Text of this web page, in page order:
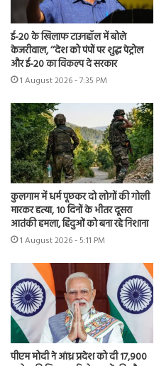
ई-20 के खिलाफ टाउनहॉल में बोले
केजरीवाल, ‘‘देश को पंपों पर शुद्ध पेट्रोल
और ई-20 का विकल्प दे सरकार
1 August 2026 - 7:35 PM
कुलगाम में धर्म पूछकर दो लोगों की गोली
मारकर हत्या, 10 दिनों के भीतर दूसरा
आतंकी हमला, हिंदुओं को बना रहे निशाना
1 August 2026 - 5:11 PM
पीएम मोदी ने आंध्र प्रदेश को दी 17,900